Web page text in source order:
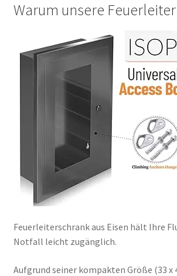
Warum unsere
Feuerleiterschrank aus Eisen hält Ihre
Notfall leicht zugänglich.
Aufgrund seiner kompakten Größe (33 x